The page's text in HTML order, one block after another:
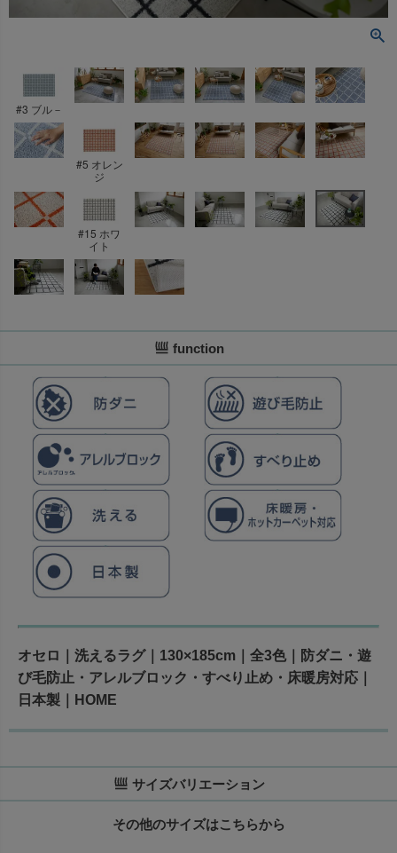
#3 ブル－
#5 オレン
ジ
#15 ホワ
イト
function
オセロ｜洗えるラグ｜130×185cm｜全3色｜防ダニ・遊
び毛防止・アレルブロック・すべり止め・床暖房対応｜
日本製｜HOME
サイズバリエーション
その他のサイズはこちらから